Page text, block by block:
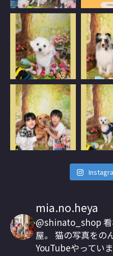
mia.no.heya
@shinato_shop
屋。 猫の写真をの
YouTubeやってい